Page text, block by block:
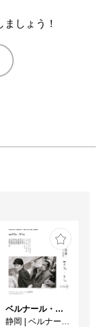
しょう！
ベルナール・ビュフェと写真 ーカメラがとらえたビュフェとその時代、そして21 世紀へ
静岡 | ベルナール・ビュフェ美術館